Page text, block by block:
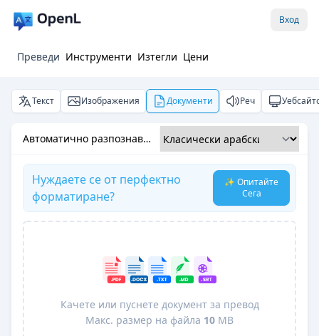
Вход
Преведи Инструменти Изтегли Цени
Текст Изображения Документи Реч
Автоматично разпознаване
Нуждаете се от перфектно
форматиране?
✨ Опитайте
Сега
Качете или пуснете документ за превод
Макс. размер на файла 10 MB